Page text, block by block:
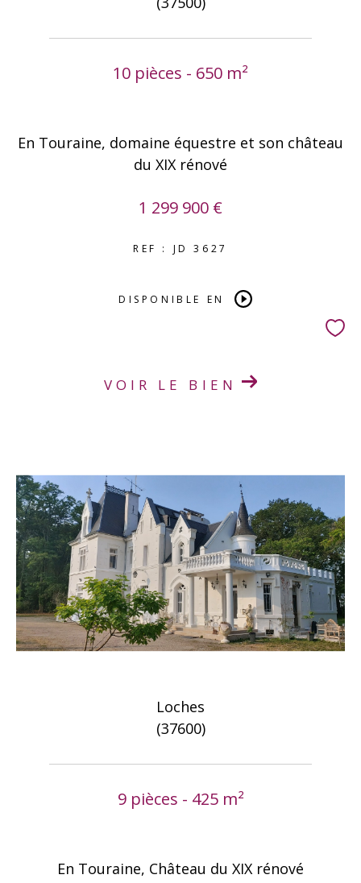
10 pièces - 650 m²
En Touraine, domaine équestre et son château
du XIX rénové
1 299 900 €
REF : JD 3627
DISPONIBLE EN
VOIR LE BIEN
Loches
(37600)
9 pièces - 425 m²
En Touraine, Château du XIX rénové